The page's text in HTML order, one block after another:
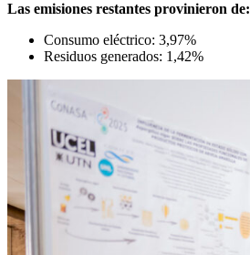
Las emisiones restantes provinieron de:
Consumo eléctrico: 3,97%
Residuos generados: 1,42%